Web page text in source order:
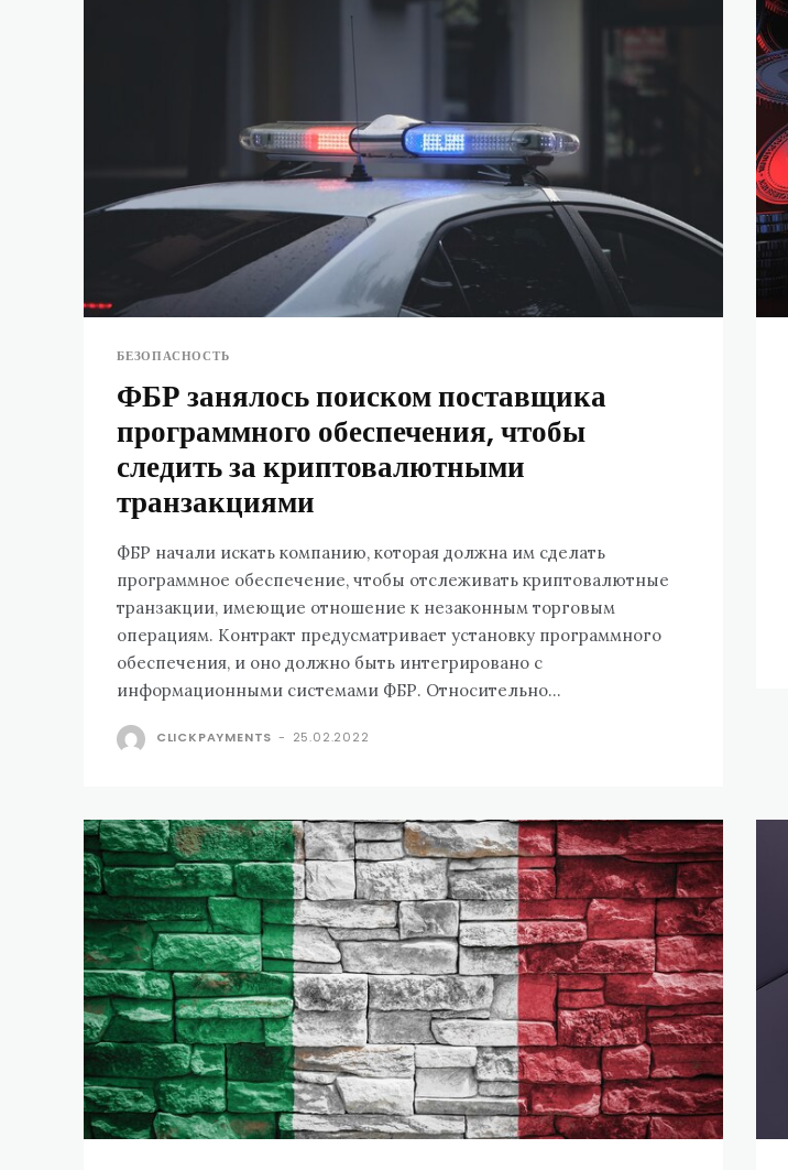
БЕЗОПАСНОСТЬ
ФБР занялось поиском поставщика
программного обеспечения, чтобы
следить за криптовалютными
транзакциями
ФБР начали искать компанию, которая должна им сделать
программное обеспечение, чтобы отслеживать криптовалютные
транзакции, имеющие отношение к незаконным торговым
операциям. Контракт предусматривает установку программного
обеспечения, и оно должно быть интегрировано с
информационными системами ФБР. Относительно...
CLICKPAYMENTS - 25.02.2022